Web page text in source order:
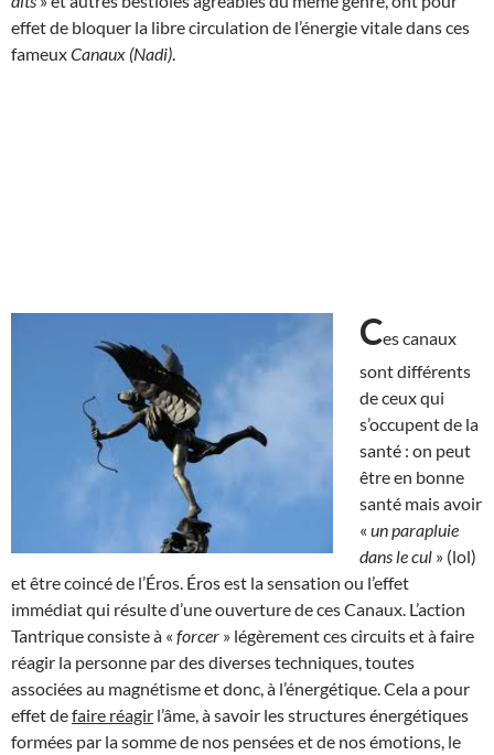
effet de bloquer la libre circulation de l’énergie vitale dans ces
fameuxCanaux (Nadi)
Ces canaux
sont différents
de ceux qui
s’occupent de la
santé : on peut
être en bonne
santé mais avoir
« un parapluie
dans le cul » (lol)
et être coincé de l’Éros. Éros est la sensation ou l’effet
immédiat qui résulte d’une ouverture de ces Canaux. L’action
Tantrique consiste à « forcer » légèrement ces circuits et à faire
réagir la personne par des diverses techniques, toutes
associées au magnétisme et donc, à l’énergétique. Cela a pour
effet defaire réagir l’âme, à savoir les structures énergétiques
formées par la somme de nos pensées et de nos émotions, le